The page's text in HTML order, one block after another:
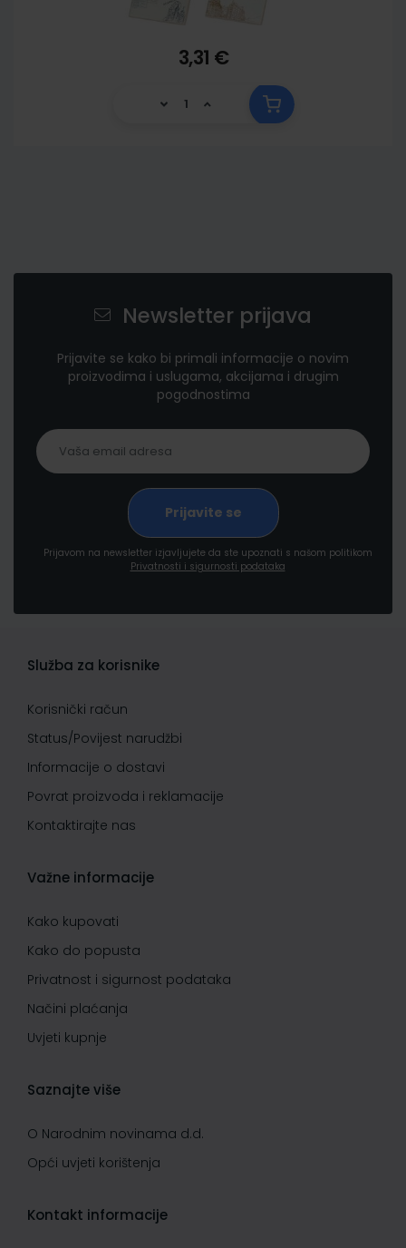
3,31 €
Newsletter prijava
Prijavite se kako bi primali informacije o novim
proizvodima i uslugama, akcijama i drugim
pogodnostima
Prijavom na newsletter izjavljujete da ste upoznati s našom politikom
Privatnosti i sigurnosti podataka
Služba za korisnike
Korisnički račun
Status/Povijest narudžbi
Informacije o dostavi
Povrat proizvoda i reklamacije
Kontaktirajte nas
Važne informacije
Kako kupovati
Kako do popusta
Privatnost i sigurnost podataka
Načini plaćanja
Uvjeti kupnje
Saznajte više
O Narodnim novinama d.d.
Opći uvjeti korištenja
Kontakt informacije